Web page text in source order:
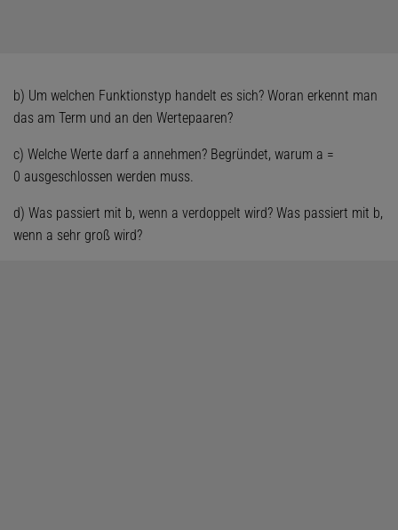
b) Um welchen Funktionstyp handelt es sich? Woran erkennt man
das am Term und an den Wertepaaren?
c) Welche Werte darf a annehmen? Begründet, warum a =
0 ausgeschlossen werden muss.
d) Was passiert mit b, wenn a verdoppelt wird? Was passiert mit b,
wenn a sehr groß wird?